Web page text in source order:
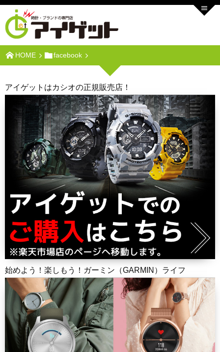
HOME facebook
アイゲットはカシオの正規販売店！
始めよう！楽しもう！ガーミン（GARMIN）ライフ